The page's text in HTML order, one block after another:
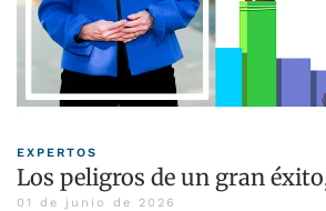
EXPERTOS
Los peligros de un gran
01 de junio de 2026